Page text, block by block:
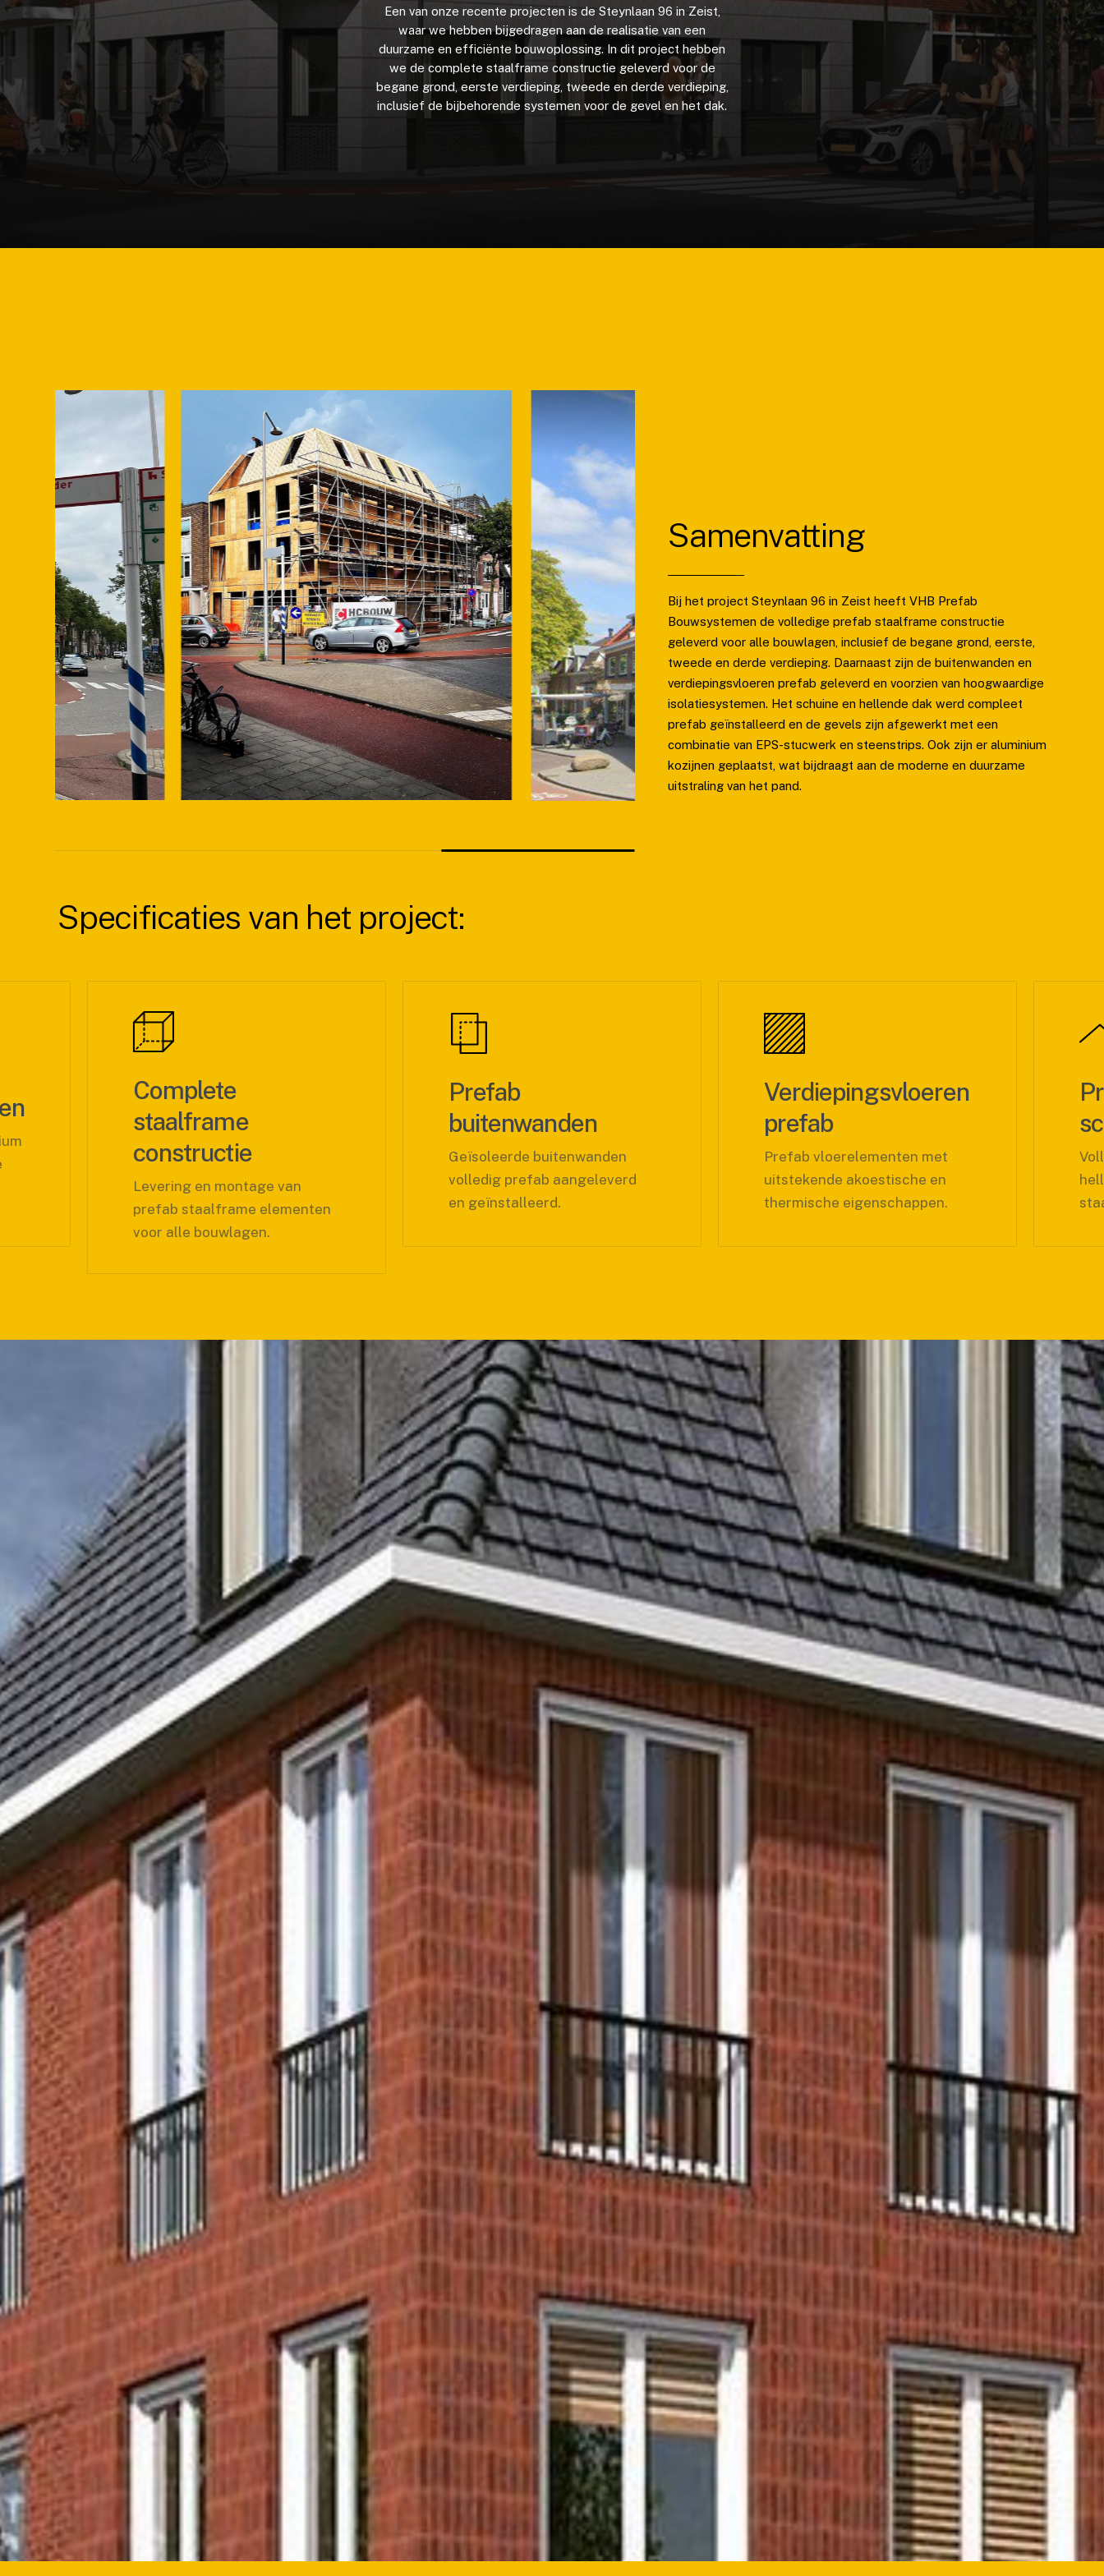
Een van onze recente projecten is de Steynlaan 96 in Zeist,
waar we hebben bijgedragen aan de realisatie van een
duurzame en efficiënte bouwoplossing. In dit project hebben
we de complete staalframe constructie geleverd voor de
begane grond, eerste verdieping, tweede en derde verdieping,
inclusief de bijbehorende systemen voor de gevel en het dak.
Samenvatting
Bij het project Steynlaan 96 in Zeist heeft VHB Prefab
Bouwsystemen de volledige prefab staalframe constructie
geleverd voor alle bouwlagen, inclusief de begane grond, eerste,
tweede en derde verdieping. Daarnaast zijn de buitenwanden en
verdiepingsvloeren prefab geleverd en voorzien van hoogwaardige
isolatiesystemen. Het schuine en hellende dak werd compleet
prefab geïnstalleerd en de gevels zijn afgewerkt met een
combinatie van EPS-stucwerk en steenstrips. Ook zijn er aluminium
kozijnen geplaatst, wat bijdraagt aan de moderne en duurzame
uitstraling van het pand.
Specificaties van het project:
Complete
staalframe
constructie
Levering en montage van
prefab staalframe elementen
voor alle bouwlagen.
Prefab
buitenwanden
Geïsoleerde buitenwanden
volledig prefab aangeleverd
en geïnstalleerd.
Verdiepingsvloeren
prefab
Prefab vloerelementen met
uitstekende akoestische en
thermische eigenschappen.
Prefab
schuin
Volledig
hellend en
staalframe